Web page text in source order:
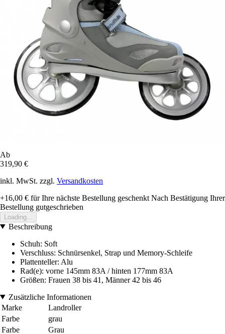
Ab
319,90 €
inkl. MwSt. zzgl. Versandkosten
+16,00 € für Ihre nächste Bestellung geschenkt Nach Bestätigung Ihrer
Bestellung gutgeschrieben
Loading...
Beschreibung
Schuh: Soft
Verschluss: Schnürsenkel, Strap und Memory-Schleife
Plattenteller: Alu
Rad(e): vorne 145mm 83A / hinten 177mm 83A
Größen: Frauen 38 bis 41, Männer 42 bis 46
Zusätzliche Informationen
Marke
Landroller
Farbe
grau
Farbe
Grau